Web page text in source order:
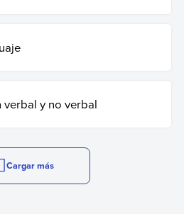
verbal y no verbal
Cargar más